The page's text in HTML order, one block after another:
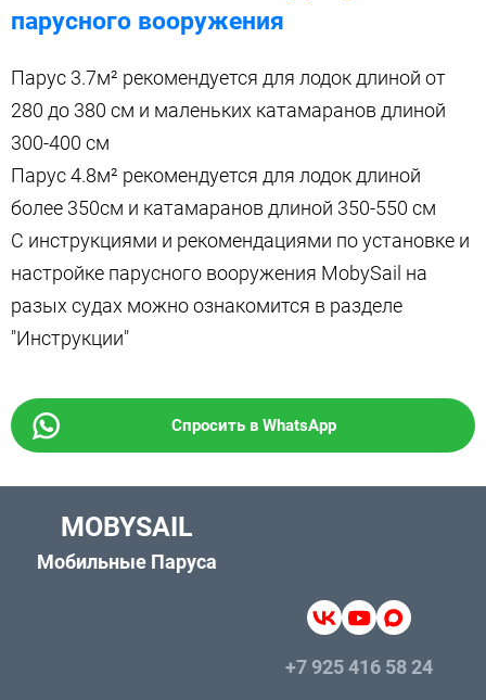
парусного вооружения
Парус 3.7м² рекомендуется для лодок длиной от
280 до 380 см и маленьких катамаранов длиной
300-400 см
Парус 4.8м² рекомендуется для лодок длиной
более 350см и катамаранов длиной 350-550 см
С инструкциями и рекомендациями по установке и
настройке парусного вооружения MobySail на
разых судах можно ознакомится в разделе
"Инструкции"
Спросить в WhatsApp
MOBYSAIL
Мобильные Паруса
+7 925 416 58 24